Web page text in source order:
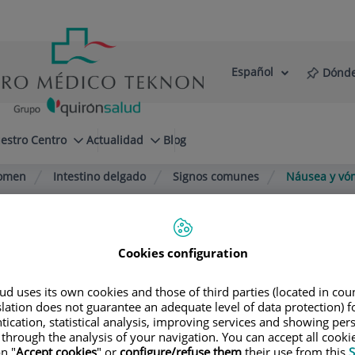
Selector
Idioma
Español
Centro Actualidad Blog
Intestino delgado Signos comunes Náusea y
Cookies configuration
uses its own cookies and those of third parties (located in
does not guarantee an adequate level of data protection)
statistical analysis, improving services and showing
the analysis of your navigation. You can accept all
"Accept cookies" or configure/refuse themtheir use from this